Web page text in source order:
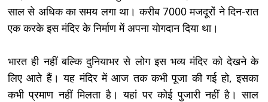
साल से अधिक का समय लगा था। करीब 7000 मजदूरों ने दिन-रात
एक करके इस मंदिर के निर्माण में अपना योगदान दिया था।
भारत ही नहीं बल्कि दुनियाभर से लोग इस भव्य मंदिर को देखने के
लिए आते हैं। यह मंदिर में आज तक कभी पूजा की गई हो, इसका
कभी प्रमाण नहीं मिलता है। यहां पर कोई पुजारी नहीं है। साल